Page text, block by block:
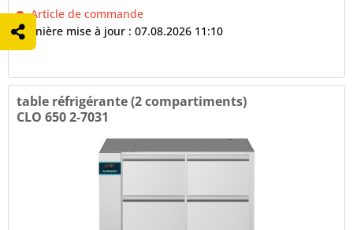
Article de commande
Dernière mise à jour : 07.08.2026 11:10
table réfrigérante (2 compartiments)
CLO 650 2-7031